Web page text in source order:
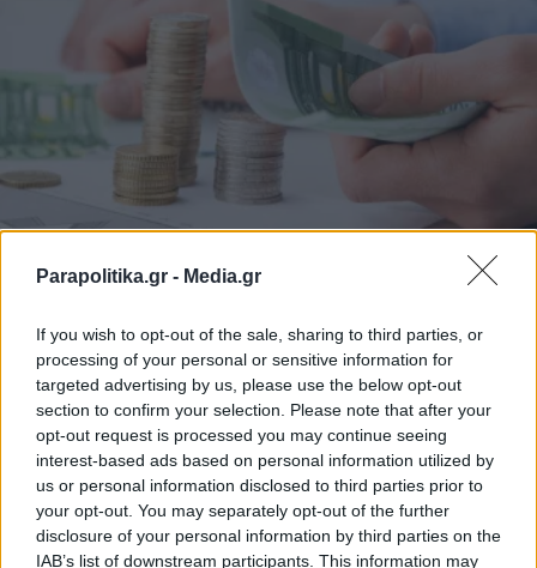
Parapolitika.gr - Media.gr
If you wish to opt-out of the sale, sharing to third parties, or
processing of your personal or sensitive information for
targeted advertising by us, please use the below opt-out
section to confirm your selection. Please note that after your
opt-out request is processed you may continue seeing
interest-based ads based on personal information utilized by
us or personal information disclosed to third parties prior to
your opt-out. You may separately opt-out of the further
disclosure of your personal information by third parties on the
IAB’s list of downstream participants. This information may
ΟΙΚΟΝΟΜΙΑ 22.02.2023 14:00
Παραγραφή ή ρύθμιση xρεών για
2.000.000 οφειλέτες: «Σβήνουν» οι προ
δεκαετίας εκκρεμότητες προς τα Ταμεία -
Η διαδικασία για τις δόσεις